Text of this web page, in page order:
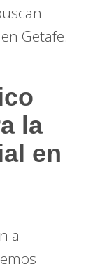
Getafe.
la
en
a